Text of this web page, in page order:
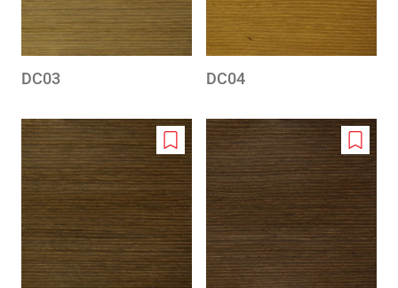
DC03 DC04
Add
to
wishlist
Add
to